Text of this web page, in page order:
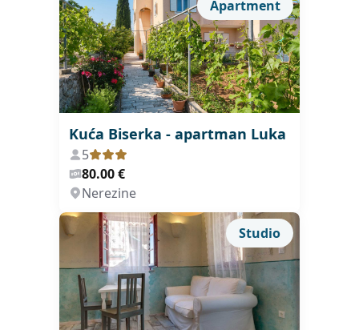
Apartment
Kuća Biserka - apartman Luka
5
80.00 €
Nerezine
Studio